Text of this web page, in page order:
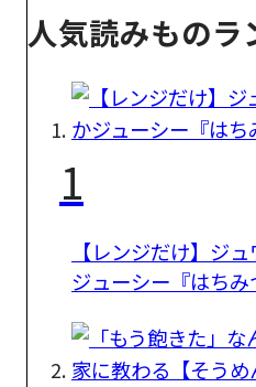
人気読みものラ
1
【レンジだけ】ジ
ジューシー『はちみ